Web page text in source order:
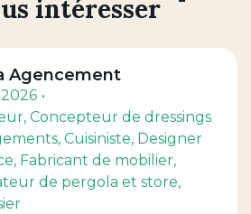
intéresser
Agencement
, Concepteur de dressings
, Cuisiniste, Designer
, Fabricant de mobilier,
de pergola et store,